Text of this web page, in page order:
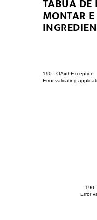
TÁBUA DE
MONTAR
190 - OAuthException
Error validating
190
Error